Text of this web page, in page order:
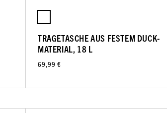
TRAGETASCHE AUS FESTEM DUCK-
MATERIAL, 18 L
69,99 €